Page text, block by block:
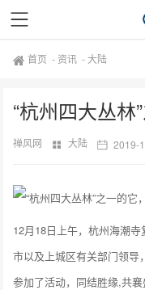
首页 - 资讯 -大陆
“杭州四大丛林
禅风网 大陆 2019-
12月18日上午，杭州海潮
市以及上城区有关部门领导
参加了活动，同结胜缘,共襄